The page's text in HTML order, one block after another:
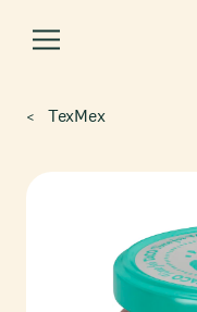
TexMex